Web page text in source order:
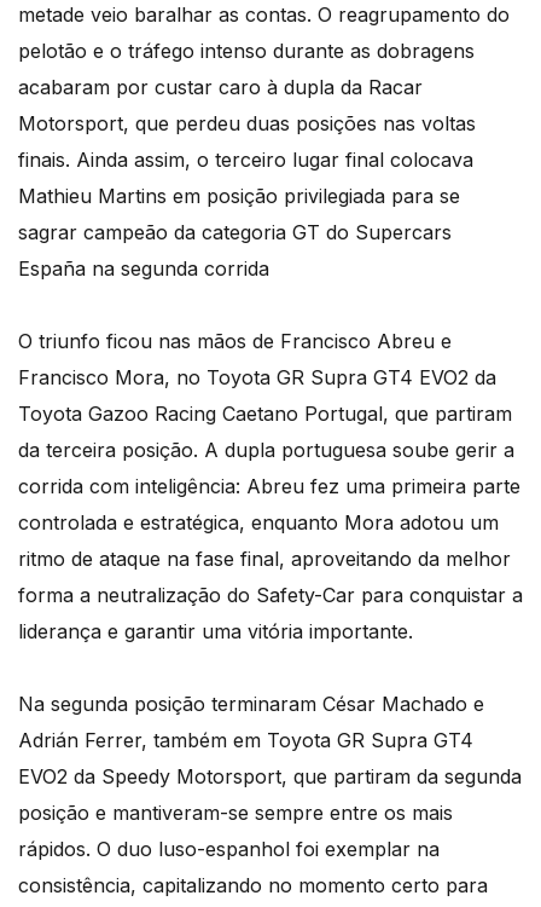
metade veio baralhar as contas. O reagrupamento do
pelotão e o tráfego intenso durante as dobragens
acabaram por custar caro à dupla da Racar
Motorsport, que perdeu duas posições nas voltas
finais. Ainda assim, o terceiro lugar final colocava
Mathieu Martins em posição privilegiada para se
sagrar campeão da categoria GT do Supercars
España na segunda corrida
O triunfo ficou nas mãos de Francisco Abreu e
Francisco Mora, no Toyota GR Supra GT4 EVO2 da
Toyota Gazoo Racing Caetano Portugal, que partiram
da terceira posição. A dupla portuguesa soube gerir a
corrida com inteligência: Abreu fez uma primeira parte
controlada e estratégica, enquanto Mora adotou um
ritmo de ataque na fase final, aproveitando da melhor
forma a neutralização do Safety-Car para conquistar a
liderança e garantir uma vitória importante.
Na segunda posição terminaram César Machado e
Adrián Ferrer, também em Toyota GR Supra GT4
EVO2 da Speedy Motorsport, que partiram da segunda
posição e mantiveram-se sempre entre os mais
rápidos. O duo luso-espanhol foi exemplar na
consistência, capitalizando no momento certo para